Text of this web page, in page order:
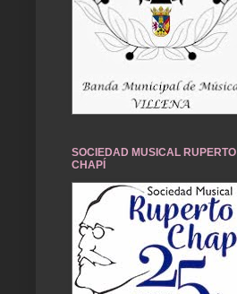
SOCIEDAD MUSICAL RUPERTO
CHAPÍ